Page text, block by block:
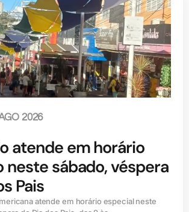
2026
atende em horário
neste sábado, véspera
Pais
atende em horário especial neste